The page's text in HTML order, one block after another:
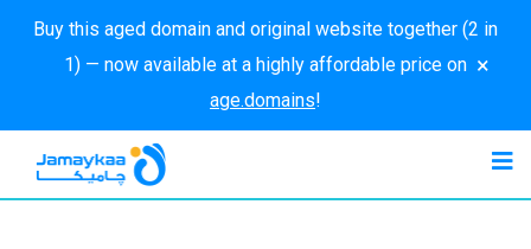
Buy this aged domain and original website together (2 in
1) — now available at a highly affordable price on
age.domains!
×